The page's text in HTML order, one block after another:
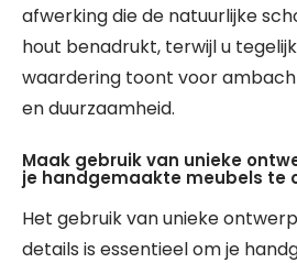
afwerking die de natuurlijke
hout benadrukt, terwijl u
waardering toont voor
en duurzaamheid.
Maak gebruik van unieke
je handgemaakte meubels te
Het gebruik van unieke
details is essentieel om je